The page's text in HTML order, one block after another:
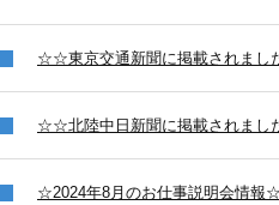
☆☆東京交通新聞に掲載されま
☆☆北陸中日新聞に掲載されま
☆2024年8月のお仕事説明会情報